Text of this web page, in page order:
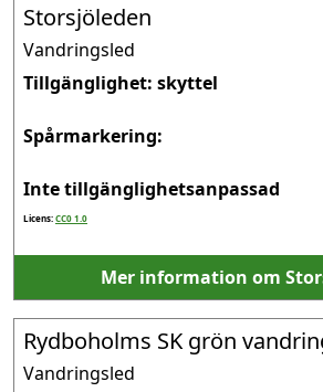
Storsjöleden
Vandringsled
Tillgänglighet: skyttel
Spårmarkering:
Inte tillgänglighetsanpassad
Licens:CC0 1.0
Mer information om
Rydboholms SK grön
Vandringsled